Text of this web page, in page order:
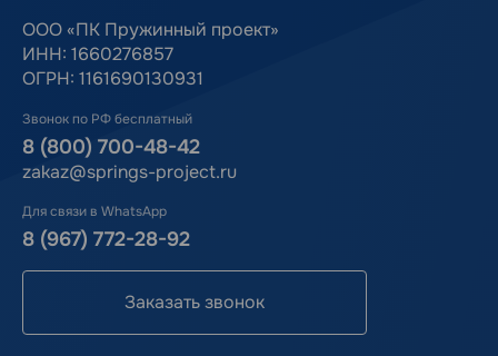
ООО «ПК Пружинный проект»
ИНН: 1660276857
ОГРН: 1161690130931
Звонок по РФ бесплатный
8 (800) 700-48-42
zakaz@springs-project.ru
Для связи в WhatsApp
8 (967) 772-28-92
Заказать звонок